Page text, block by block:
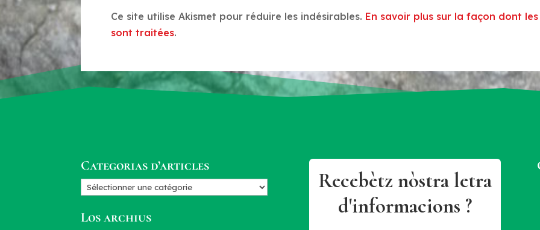
Ce site utilise Akismet pour réduire les indésirables. En savoir plus sur la façon dont
sont traitées.
Categorias d’articles
Categorias
Los archius
Recebètz nòstra letra
d'informacions ?